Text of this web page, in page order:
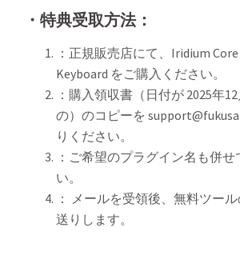
・特典受取方法：
：正規販売店にて、Iridium
Keyboard をご購入ください。
：購入領収書（日付が 2025年
の）のコピーを
りください。
：ご希望のプラグイン名も併
い。
： メールを受領後、無料ツー
送りします。